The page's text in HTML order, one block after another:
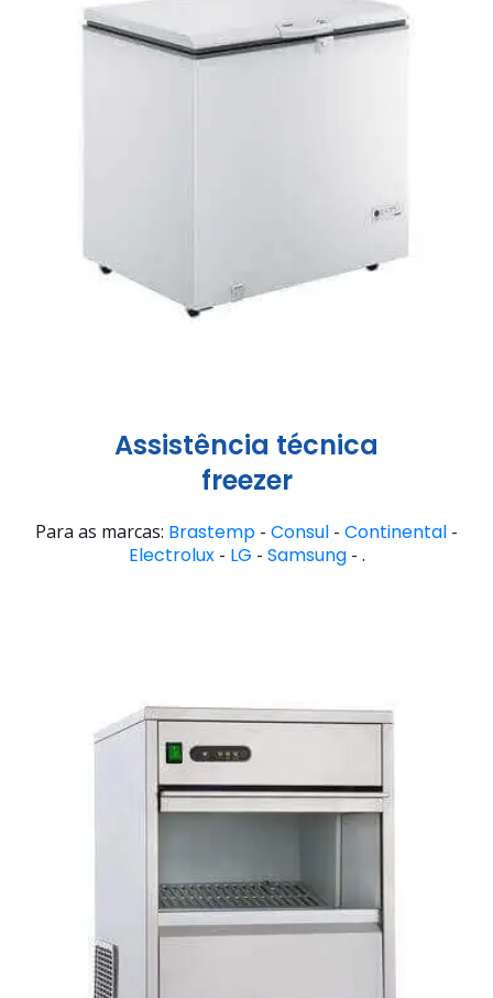
Assistência técnica
freezer
Para as marcas: Brastemp - Consul - Continental -
Electrolux- LG - Samsung- .